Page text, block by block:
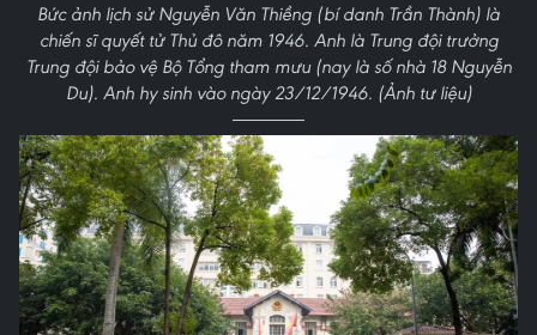
Bức ảnh lịch sử Nguyễn Văn Thiềng (bí danh Trần Thành) là
chiến sĩ quyết tử Thủ đô năm 1946. Anh là Trung đội trưởng
Trung đội bảo vệ Bộ Tổng tham mưu (nay là số nhà 18 Nguyễn
Du). Anh hy sinh vào ngày 23/12/1946. (Ảnh tư liệu)